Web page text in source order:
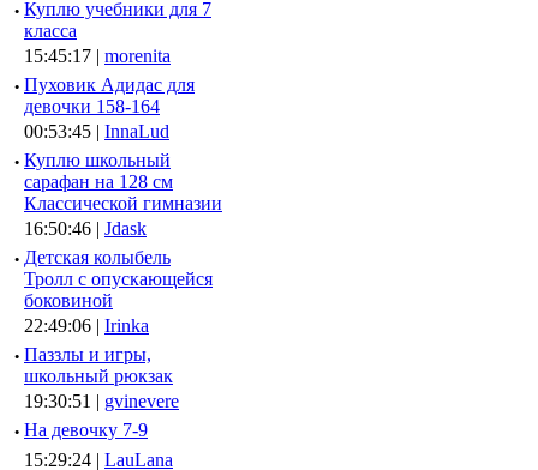
· Куплю учебники для 7
класса
15:45:17 | morenita
· Пуховик Адидас для
девочки 158-164
00:53:45 | InnaLud
· Куплю школьный
сарафан на 128 см
Классической гимназии
16:50:46 | Jdask
· Детская колыбель
Тролл с опускающейся
боковиной
22:49:06 | Irinka
· Паззлы и игры,
школьный рюкзак
19:30:51 | gvinevere
· Hа девочку 7-9
15:29:24 | LauLana